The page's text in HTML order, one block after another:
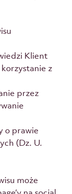
Klient
z
przez
o prawie
(Dz. U.
może